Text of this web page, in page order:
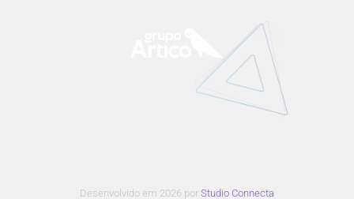
Desenvolvido em 2026 por Studio Connecta